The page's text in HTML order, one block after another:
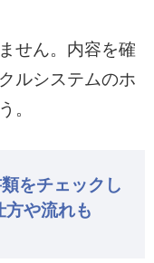
せん。内容を確
ルシステムのホ
。
をチェックし
方や流れも